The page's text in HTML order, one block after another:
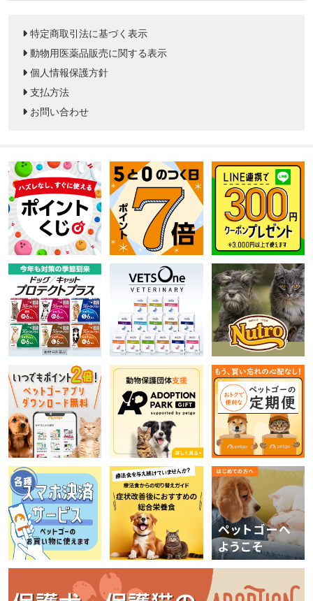
特定商取引法に基づく表示
動物用医薬品販売に関する表示
個人情報保護方針
支払方法
お問い合わせ